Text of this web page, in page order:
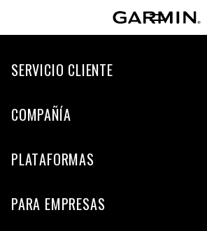
SERVICIO CLIENTE
COMPAÑÍA
PLATAFORMAS
PARA EMPRESAS